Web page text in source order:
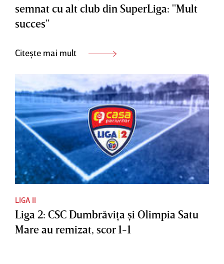
semnat cu alt club din SuperLiga: "Mult
succes"
Citește mai mult
LIGA II
Liga 2: CSC Dumbrăviţa şi Olimpia Satu
Mare au remizat, scor 1-1